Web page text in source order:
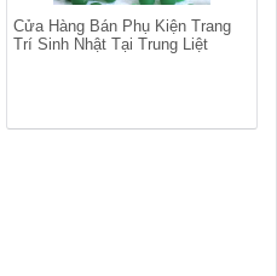
Cửa Hàng Bán Phụ Kiện Trang
Trí Sinh Nhật Tại Trung Liệt